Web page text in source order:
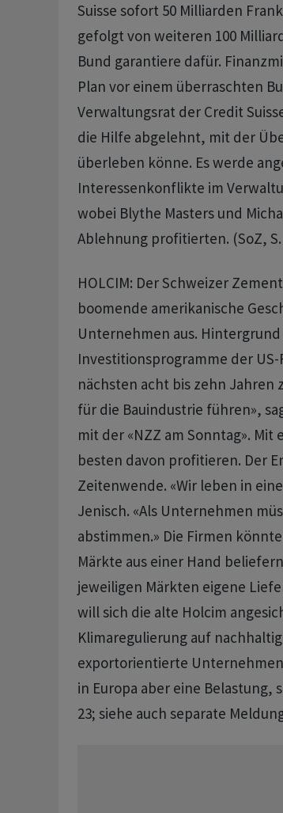
Suisse sofort 50 Milliarden
gefolgt von weiteren 100
Bund garantiere dafür.
Plan vor einem überraschten
Verwaltungsrat der Credit
die Hilfe abgelehnt, mit der
überleben könne. Es werde
Interessenkonflikte im
wobei Blythe Masters und
Ablehnung profitierten. (SoZ, S.
HOLCIM: Der Schweizer
boomende amerikanische
Unternehmen aus.
Investitionsprogramme der
nächsten acht bis zehn Jahren
für die Bauindustrie führen»,
mit der «NZZ am Sonntag».
besten davon profitieren. Der
Zeitenwende. «Wir leben in
Jenisch. «Als Unternehmen
abstimmen.» Die Firmen
Märkte aus einer Hand
jeweiligen Märkten eigene
will sich die alte Holcim
Klimaregulierung auf
exportorientierte
in Europa aber eine Belastung,
23; siehe auch separate